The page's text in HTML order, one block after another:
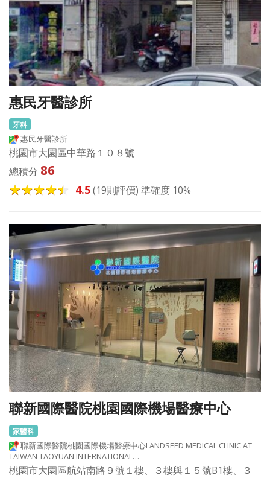
惠民牙醫診所
牙科
惠民牙醫診所
桃園市大園區中華路１０８號
總積分 86
4.5(19則評價) 準確度 10%
聯新國際醫院桃園國際機場醫療中心
家醫科
聯新國際醫院桃園國際機場醫療中心LANDSEED MEDICAL CLINIC AT
TAIWAN TAOYUAN INTERNATIONAL…
桃園市大園區航站南路９號１樓、３樓與１５號B1樓、３